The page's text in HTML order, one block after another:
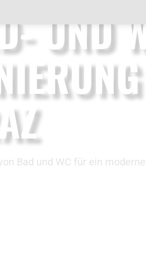
UND
Bad und WC für ein